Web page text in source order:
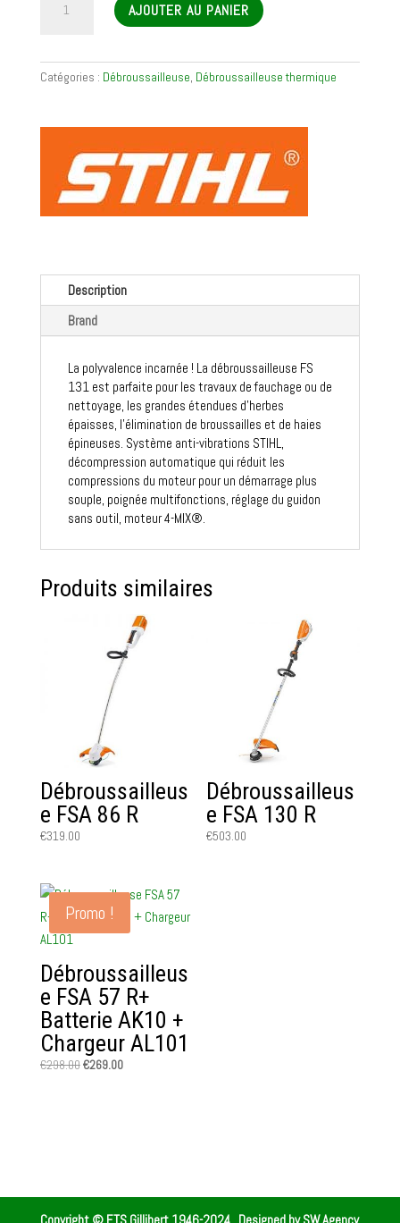
Débroussailleuse
FS
AJOUTER AU PANIER
Catégories : Débroussailleuse, Débroussailleuse thermique
Description
Brand
La polyvalence incarnée ! La débroussailleuse FS
131 est parfaite pour les travaux de fauchage ou de
nettoyage, les grandes étendues d’herbes
épaisses, l’élimination de broussailles et de haies
épineuses. Système anti-vibrations STIHL,
décompression automatique qui réduit les
compressions du moteur pour un démarrage plus
souple, poignée multifonctions, réglage du guidon
sans outil, moteur 4-MIX®.
Produits similaires
Débroussailleus
e FSA 86 R
€319.00
Débroussailleus
e FSA 130 R
€503.00
Promo !
Débroussailleus
e FSA 57 R+
Batterie AK10 +
Chargeur AL101
€298.00Le
€269.00Le